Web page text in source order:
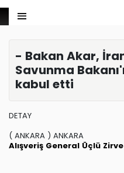
- Bakan Akar,
Savunma
kabul etti
DETAY
( ANKARA ) ANKARA
Alışveriş General Üçlü Zirve